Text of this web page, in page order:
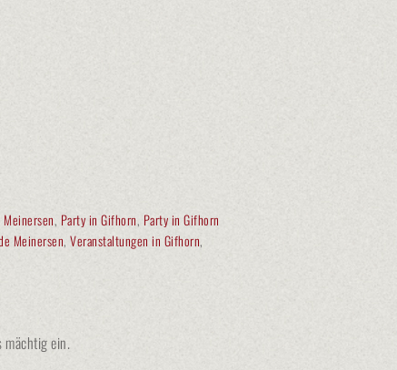
, Party in Gifhorn, Party in Gifhorn
Meinersen, Veranstaltungen in Gifhorn,
mächtig ein.